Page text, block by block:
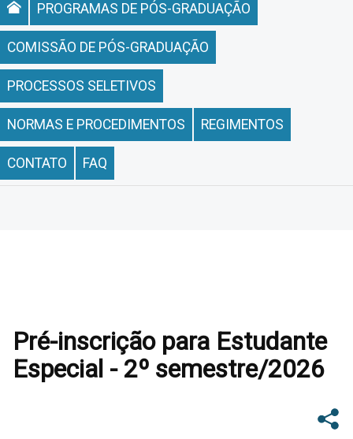
PROGRAMAS DE PÓS-GRADUAÇÃO
COMISSÃO DE PÓS-GRADUAÇÃO
PROCESSOS SELETIVOS
NORMAS E PROCEDIMENTOS REGIMENTOS
CONTATO FAQ
Pré-inscrição para Estudante
Especial - 2º semestre/2026